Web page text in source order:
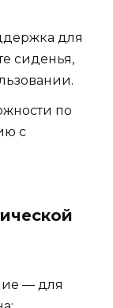
для
сиденья,
по
с
— для